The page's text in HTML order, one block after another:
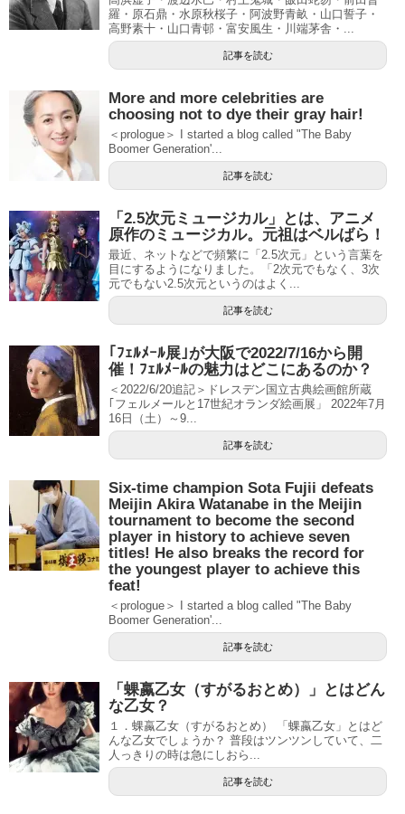
羅・原石鼎・水原秋桜子・阿波野青畝・山口誓子・
高野素十・山口青邨・富安風生・川端茅舎・...
記事を読む
More and more celebrities are
choosing not to dye their gray hair!
＜prologue＞ I started a blog called "The Baby
Boomer Generation'...
記事を読む
「2.5次元ミュージカル」とは、アニメ
原作のミュージカル。元祖はベルばら！
最近、ネットなどで頻繁に「2.5次元」という言葉を
目にするようになりました。「2次元でもなく、3次
元でもない2.5次元というのはよく...
記事を読む
｢ﾌｪﾙﾒｰﾙ展｣が大阪で2022/7/16から開
催！ﾌｪﾙﾒｰﾙの魅力はどこにあるのか？
＜2022/6/20追記＞ドレスデン国立古典絵画館所蔵
｢フェルメールと17世紀オランダ絵画展」 2022年7月
16日（土）～9...
記事を読む
Six-time champion Sota Fujii defeats
Meijin Akira Watanabe in the Meijin
tournament to become the second
player in history to achieve seven
titles! He also breaks the record for
the youngest player to achieve this
feat!
＜prologue＞ I started a blog called "The Baby
Boomer Generation'...
記事を読む
「蜾蠃乙女（すがるおとめ）」とはどん
な乙女？
１．蜾蠃乙女（すがるおとめ） 「蜾蠃乙女」とはど
んな乙女でしょうか？ 普段はツンツンしていて、二
人っきりの時は急にしおら...
記事を読む